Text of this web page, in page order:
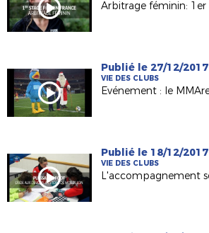
Publié le 27/12/2017
VIE DES CLUBS
Publié le 18/12/2017
VIE DES CLUBS